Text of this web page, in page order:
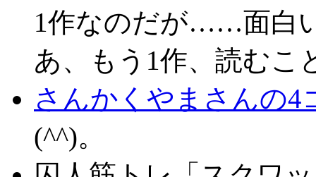
1作なのだが……面白
あ、もう1作、読むこ
さんかくやまさんの4
(^^)。